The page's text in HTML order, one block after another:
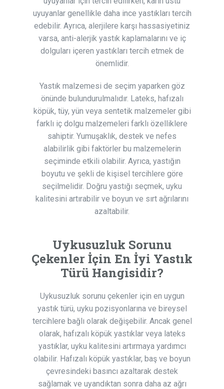
uyuyanlar genellikle daha ince yastıkları tercih
edebilir. Ayrıca, alerjilere karşı hassasiyetiniz
varsa, anti-alerjik yastık kaplamalarını ve iç
dolguları içeren yastıkları tercih etmek de
önemlidir.
Yastık malzemesi de seçim yaparken göz
önünde bulundurulmalıdır. Lateks, hafızalı
köpük, tüy, yün veya sentetik malzemeler gibi
farklı iç dolgu malzemeleri farklı özelliklere
sahiptir. Yumuşaklık, destek ve nefes
alabilirlik gibi faktörler bu malzemelerin
seçiminde etkili olabilir. Ayrıca, yastığın
boyutu ve şekli de kişisel tercihlere göre
seçilmelidir. Doğru yastığı seçmek, uyku
kalitesini artırabilir ve boyun ve sırt ağrılarını
azaltabilir.
Uykusuzluk Sorunu
Çekenler İçin En İyi Yastık
Türü Hangisidir?
Uykusuzluk sorunu çekenler için en uygun
yastık türü, uyku pozisyonlarına ve bireysel
tercihlere bağlı olarak değişebilir. Ancak genel
olarak, hafızalı köpük yastıklar veya lateks
yastıklar, uyku kalitesini artırmaya yardımcı
olabilir. Hafızalı köpük yastıklar, baş ve boyun
çevresindeki basıncı azaltarak destek
sağlamak ve uyandıktan sonra daha az ağrı